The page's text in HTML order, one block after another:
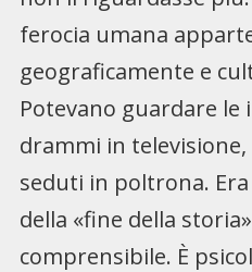
ferocia umana
geograficamente e
Potevano guardare le
drammi in
seduti in poltrona.
della «fine della
comprensibile. È